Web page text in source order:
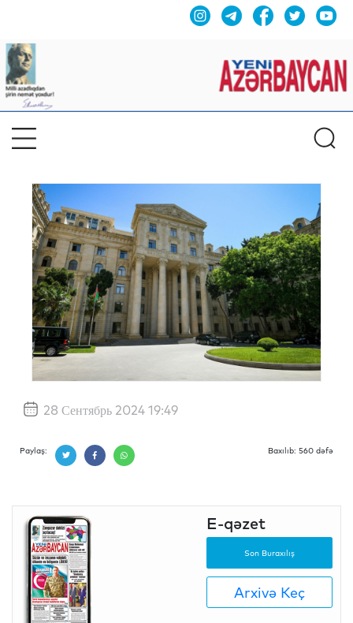
28 Сентябрь 2024 19:49
Paylaş: Baxılıb: 560 dəfə
E-qəzet
Son Buraxılış
Arxivə Keç